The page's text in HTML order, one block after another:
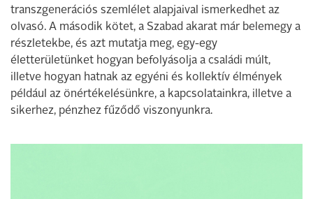
transzgenerációs szemlélet alapjaival ismerkedhet az
olvasó. A második kötet, a Szabad akarat már belemegy a
részletekbe, és azt mutatja meg, egy-egy
életterületünket hogyan befolyásolja a családi múlt,
illetve hogyan hatnak az egyéni és kollektív élmények
például az önértékelésünkre, a kapcsolatainkra, illetve a
sikerhez, pénzhez fűződő viszonyunkra.